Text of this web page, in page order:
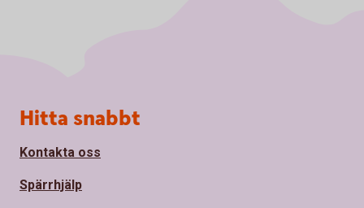
Sidfot
Hitta snabbt
Kontakta oss
Spärrhjälp